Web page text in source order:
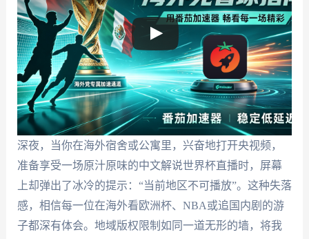
深夜，当你在海外宿舍或公寓里，兴奋地打开央视频，
准备享受一场原汁原味的中文解说世界杯直播时，屏幕
上却弹出了冰冷的提示：“当前地区不可播放”。这种失落
感，相信每一位在海外看欧洲杯、NBA或追国内剧的游
子都深有体会。地域版权限制如同一道无形的墙，将我